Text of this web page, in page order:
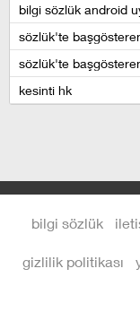
bilgi sözlük android
sözlük'te
sözlük'te
kesinti hk
bilgi sözlük
gizlilik politikası